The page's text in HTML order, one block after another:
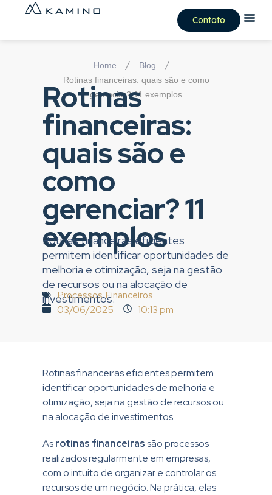
Contato
Home / Blog /
Rotinas financeiras: quais são e como
gerenciar? 11 exemplos
Rotinas
financeiras:
quais são e
como
gerenciar? 11
exemplos
Rotinas financeiras eficientes
permitem identificar oportunidades de
melhoria e otimização, seja na gestão
de recursos ou na alocação de
investimentos.
Processos Financeiros
03/06/2025
10:13 pm
Rotinas financeiras eficientes permitem
identificar oportunidades de melhoria e
otimização, seja na gestão de recursos ou
na alocação de investimentos.
Asrotinas financeirassão processos
realizados regularmente em empresas,
com o intuito de organizar e controlar os
recursos de um negócio. Na prática, elas